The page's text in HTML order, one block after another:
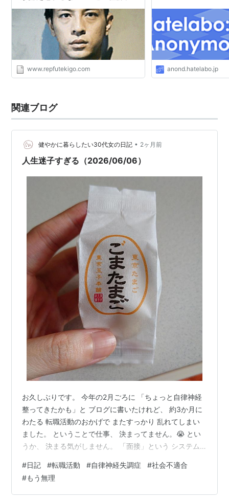
www.repfutekigo.com anond.hatelabo.jp
関連ブログ
健やかに暮らしたい30代女の日記 • 2ヶ月前
人生迷子すぎる（2026/06/06）
お久しぶりです。 今年の2月ごろに 「ちょっと自律神経
整ってきたかも」と ブログに書いたけれど、 約3か月に
わたる 転職活動のおかげで またすっかり 乱れてしまい
ました。 ということで仕事、 決まってません。😭 とい
うか、 決まる気がしません。 「面接」という システム
して 面接まで進んだとしても、 病気や体調の話になって
バセドウ病のことを 話した途端 面接官の顔が曇る。
「仕事には支障ないです」 と説明しても あまり納得して
#日記 #転職活動 #自律神経失調症 #社会不適合
#もう無理